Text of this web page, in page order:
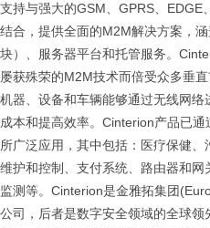
支持与强大的GSM、GPRS、EDGE
结合，提供全面的M2M解决方案，
块）、服务器平台和托管服务。
屡获殊荣的M2M技术而倍受众多垂
机器、设备和车辆能够通过无线网
成本和提高效率。Cinterion产品已
所广泛应用，其中包括：医疗保健
维护和控制、支付系统、路由器和
监测等。Cinterion是金雅拓集团
公司，后者是数字安全领域的全球